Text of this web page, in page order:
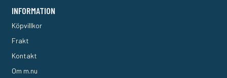
INFORMATION
Köpvillkor
Frakt
Kontakt
Om m.nu